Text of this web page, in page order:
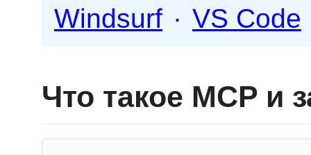
Windsurf · VS Code
Что такое MCP и